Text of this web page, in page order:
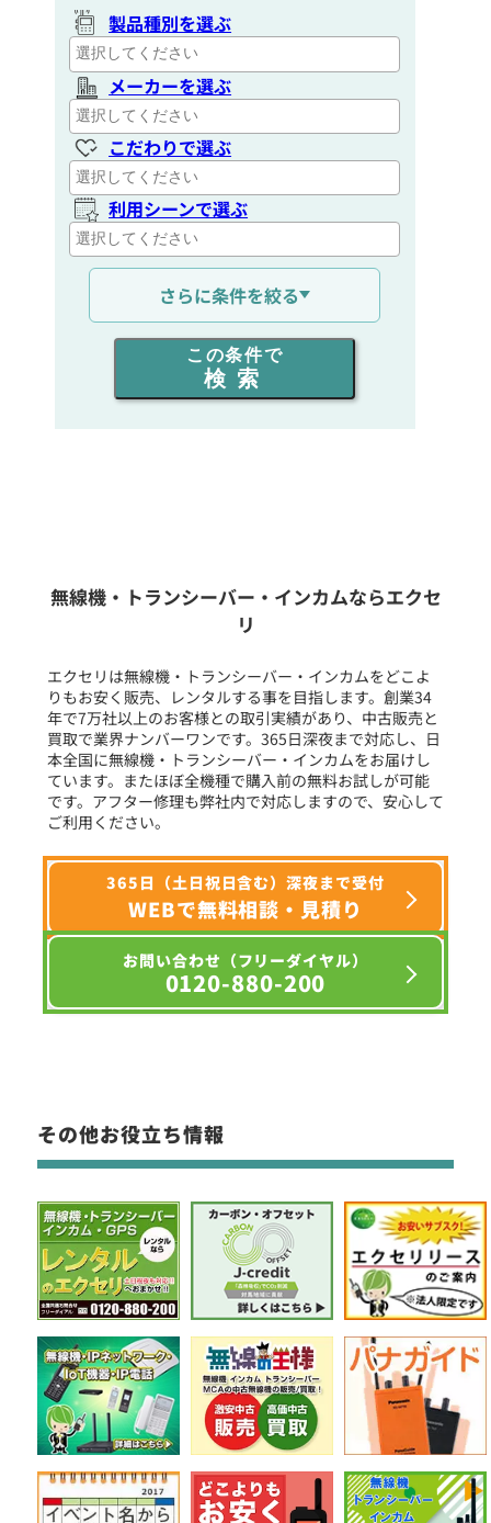
製品種別を選ぶ
メーカーを選ぶ
こだわりで選ぶ
利用シーンで選ぶ
通信距離を選ぶ
出力を選ぶ
同時通話人数を選ぶ
フリーワード入力(製品名等)
選択条件をリセット
さらに条件を絞る
この条件で
検索
無線機・トランシーバー・インカムならエクセ
リ
エクセリは無線機・トランシーバー・インカムをどこよ
りもお安く販売、レンタルする事を目指します。創業34
年で7万社以上のお客様との取引実績があり、中古販売と
買取で業界ナンバーワンです。365日深夜まで対応し、日
本全国に無線機・トランシーバー・インカムをお届けし
ています。またほぼ全機種で購入前の無料お試しが可能
です。アフター修理も弊社内で対応しますので、安心して
ご利用ください。
365日（土日祝日含む）深夜まで受付
WEBで無料相談・見積り
お問い合わせ（フリーダイヤル）
0120-880-200
その他お役立ち情報